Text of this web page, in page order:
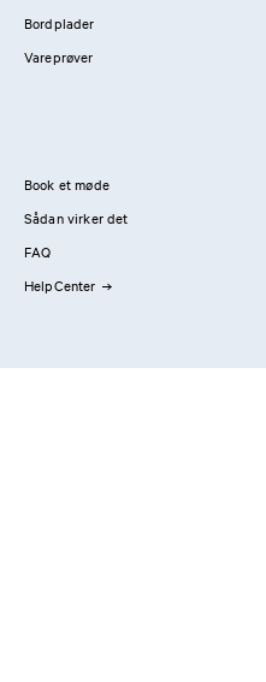
Bordplader
Vareprøver
Book et møde
Sådan virker det
FAQ
HelpCenter